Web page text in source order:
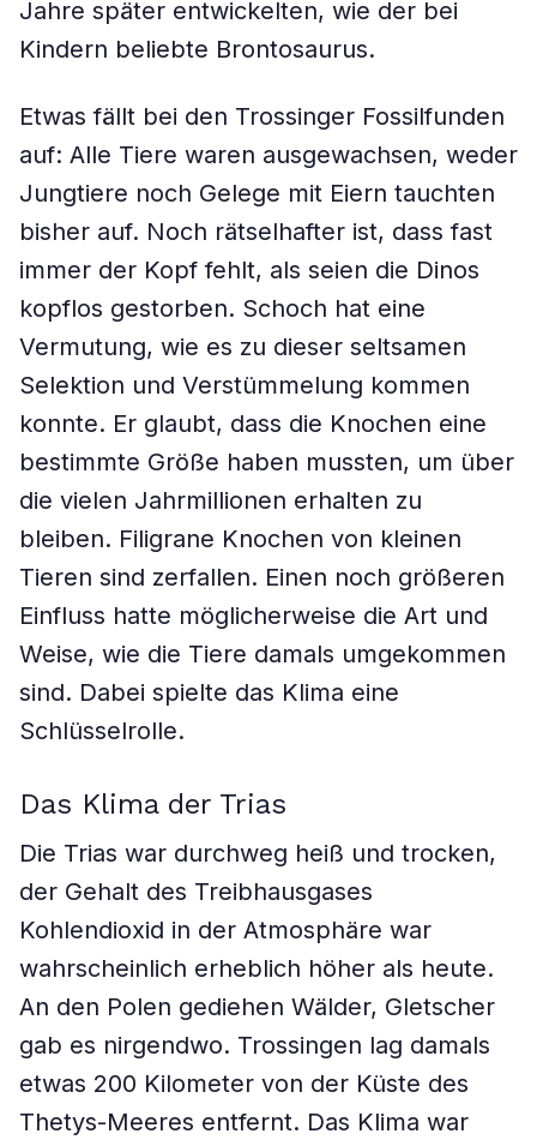
Jahre später entwickelten, wie der bei
Kindern beliebte Brontosaurus.
Etwas fällt bei den Trossinger Fossilfunden
auf: Alle Tiere waren ausgewachsen, weder
Jungtiere noch Gelege mit Eiern tauchten
bisher auf. Noch rätselhafter ist, dass fast
immer der Kopf fehlt, als seien die Dinos
kopflos gestorben. Schoch hat eine
Vermutung, wie es zu dieser seltsamen
Selektion und Verstümmelung kommen
konnte. Er glaubt, dass die Knochen eine
bestimmte Größe haben mussten, um über
die vielen Jahrmillionen erhalten zu
bleiben. Filigrane Knochen von kleinen
Tieren sind zerfallen. Einen noch größeren
Einfluss hatte möglicherweise die Art und
Weise, wie die Tiere damals umgekommen
sind. Dabei spielte das Klima eine
Schlüsselrolle.
Das Klima der Trias
Die Trias war durchweg heiß und trocken,
der Gehalt des Treibhausgases
Kohlendioxid in der Atmosphäre war
wahrscheinlich erheblich höher als heute.
An den Polen gediehen Wälder, Gletscher
gab es nirgendwo. Trossingen lag damals
etwas 200 Kilometer von der Küste des
Thetys-Meeres entfernt. Das Klima war